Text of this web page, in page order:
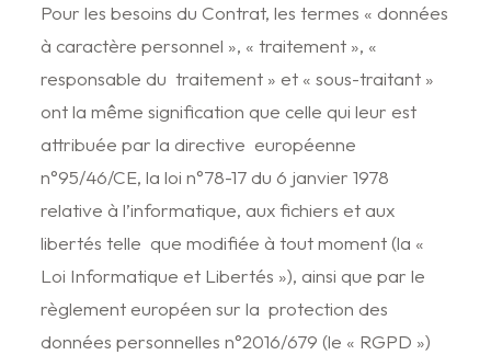
Pour les besoins du Contrat, les termes « données
à caractère personnel », « traitement », «
responsable du traitement » et « sous-traitant »
ont la même signification que celle qui leur est
attribuée par la directive européenne
n°95/46/CE, la loi n°78-17 du 6 janvier 1978
relative à l’informatique, aux fichiers et aux
libertés telle que modifiée à tout moment (la «
Loi Informatique et Libertés »), ainsi que par le
règlement européen sur la protection des
données personnelles n°2016/679 (le « RGPD »)